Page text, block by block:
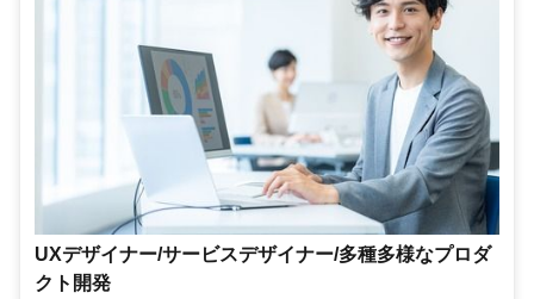
UXデザイナー/サービスデザイナー/多種多様なプロダ
クト開発